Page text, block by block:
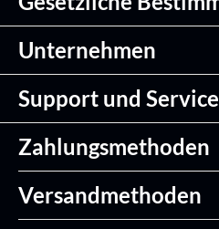
Unternehmen
Support und Service
Zahlungsmethoden
Versandmethoden